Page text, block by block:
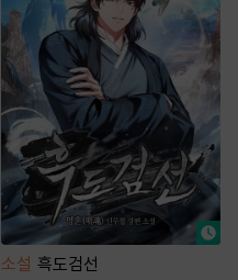
소설 흑도검선